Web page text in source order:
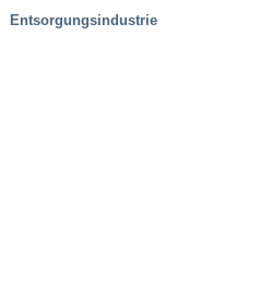
Entsorgungsindustrie